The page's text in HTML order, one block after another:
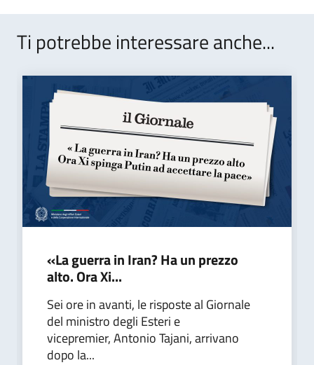
Ti potrebbe interessare anche...
«La guerra in Iran? Ha un prezzo
alto. Ora Xi...
Sei ore in avanti, le risposte al Giornale
del ministro degli Esteri e
vicepremier, Antonio Tajani, arrivano
dopo la...